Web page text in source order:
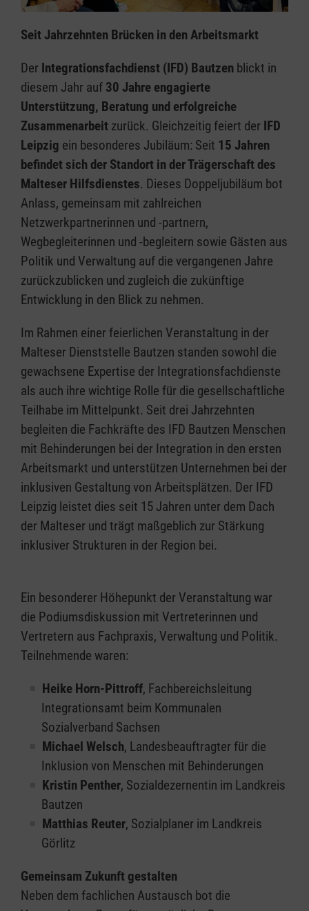
Seit Jahrzehnten Brücken in den Arbeitsmarkt
Der Integrationsfachdienst (IFD) Bautzen blickt in
diesem Jahr auf 30 Jahre engagierte
Unterstützung, Beratung und erfolgreiche
Zusammenarbeit zurück. Gleichzeitig feiert der IFD
Leipzig ein besonderes Jubiläum: Seit 15 Jahren
befindet sich der Standort in der Trägerschaft des
Malteser Hilfsdienstes. Dieses Doppeljubiläum bot
Anlass, gemeinsam mit zahlreichen
Netzwerkpartnerinnen und -partnern,
Wegbegleiterinnen und -begleitern sowie Gästen aus
Politik und Verwaltung auf die vergangenen Jahre
zurückzublicken und zugleich die zukünftige
Entwicklung in den Blick zu nehmen.
Im Rahmen einer feierlichen Veranstaltung in der
Malteser Dienststelle Bautzen standen sowohl die
gewachsene Expertise der Integrationsfachdienste
als auch ihre wichtige Rolle für die gesellschaftliche
Teilhabe im Mittelpunkt. Seit drei Jahrzehnten
begleiten die Fachkräfte des IFD Bautzen Menschen
mit Behinderungen bei der Integration in den ersten
Arbeitsmarkt und unterstützen Unternehmen bei der
inklusiven Gestaltung von Arbeitsplätzen. Der IFD
Leipzig leistet dies seit 15 Jahren unter dem Dach
der Malteser und trägt maßgeblich zur Stärkung
inklusiver Strukturen in der Region bei.
Ein besonderer Höhepunkt der Veranstaltung war
die Podiumsdiskussion mit Vertreterinnen und
Vertretern aus Fachpraxis, Verwaltung und Politik.
Teilnehmende waren:
Heike Horn-Pittroff, Fachbereichsleitung
Integrationsamt beim Kommunalen
Sozialverband Sachsen
Michael Welsch, Landesbeauftragter für die
Inklusion von Menschen mit Behinderungen
Kristin Penther, Sozialdezernentin im Landkreis
Bautzen
Matthias Reuter, Sozialplaner im Landkreis
Görlitz
Gemeinsam Zukunft gestalten
Neben dem fachlichen Austausch bot die